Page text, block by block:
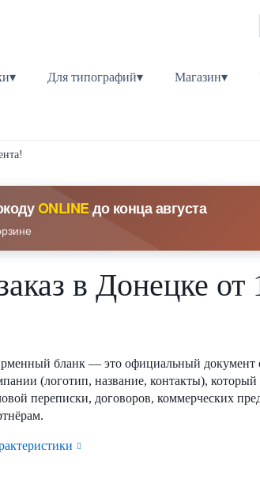
Для типографий▾ Магазин▾
ONLINEдо конца августа
в Донецке от
бланк — это официальный документ
(логотип, название, контакты), который
переписки, договоров, коммерческих